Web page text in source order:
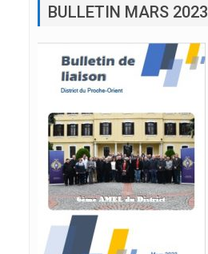
BULLETIN MARS 2023